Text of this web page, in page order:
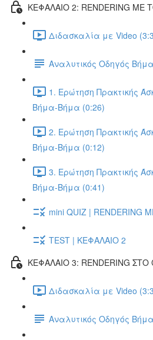
ΚΕΦΑΛΑΙΟ 2: RENDERING ΜΕ
Διδασκαλία με Video
Αναλυτικός Οδηγός
1. Ερώτηση Πρακτικής
Βήμα-Βήμα (0:26)
2. Ερώτηση Πρακτικής
Βήμα-Βήμα (0:12)
3. Ερώτηση Πρακτικής
Βήμα-Βήμα (0:41)
mini QUIZ | RENDERING
TEST | ΚΕΦΑΛΑΙΟ 2
ΚΕΦΑΛΑΙΟ 3: RENDERING ΣΤΟ
Διδασκαλία με Video
Αναλυτικός Οδηγός